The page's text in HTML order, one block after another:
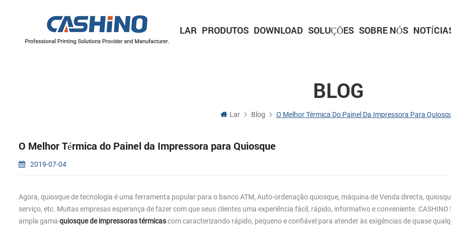
LAR PRODUTOS DOWNLOAD SOLUÇÕES SOBRE NÓS
BLOG
Lar Blog O Melhor Térmica Do Painel Da Impressora Para
O Melhor Térmica do Painel da Impressora para Quiosque
2019-07-04
Agora, quiosque de tecnologia é uma ferramenta popular para o banco ATM, Auto-ordenação quiosque, máquina de Venda directa,
serviço, etc. Muitas empresas esperança de fazer com que seus clientes uma experiência fácil, rápido, informativo e conveniente.
ampla gama quiosque de impressoras térmicascom caracterizando rápido, pequeno e confiável para atender às exigências de quase